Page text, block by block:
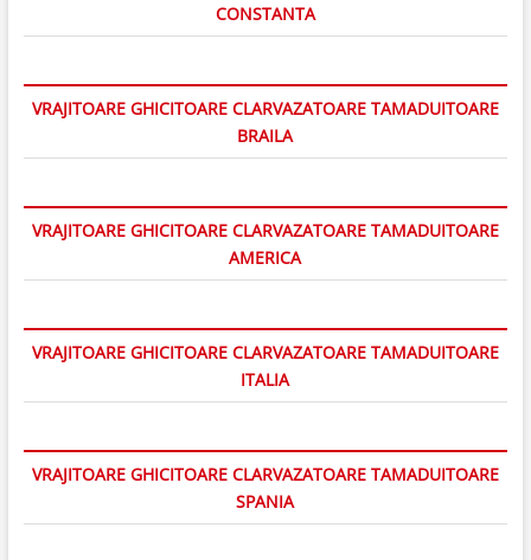
CONSTANTA
VRAJITOARE GHICITOARE CLARVAZATOARE TAMADUITOARE
BRAILA
VRAJITOARE GHICITOARE CLARVAZATOARE TAMADUITOARE
AMERICA
VRAJITOARE GHICITOARE CLARVAZATOARE TAMADUITOARE
ITALIA
VRAJITOARE GHICITOARE CLARVAZATOARE TAMADUITOARE
SPANIA